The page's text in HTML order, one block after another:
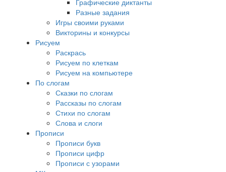
Разные задания
Игры своими руками
Викторины и конкурсы
Рисуем
Раскрась
Рисуем по клеткам
Рисуем на компьютере
По слогам
Сказки по слогам
Рассказы по слогам
Стихи по слогам
Слова и слоги
Прописи
Прописи букв
Прописи цифр
Прописи с узорами